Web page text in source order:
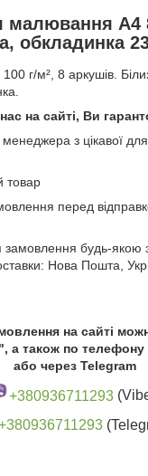
А4
обкладинка
100 г/м², 8 аркушів.
на сайті, Ви
менеджера з цікавої
товар
перед
замовлення будь-якою
Нова Пошта,
на сайті
а також по телефону
або через Telegram
+380936711293